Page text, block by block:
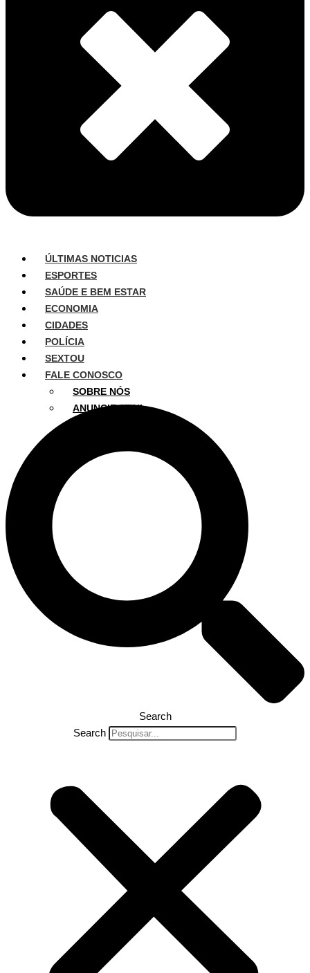
ÚLTIMAS NOTICIAS
ESPORTES
SAÚDE E BEM ESTAR
ECONOMIA
CIDADES
POLÍCIA
SEXTOU
FALE CONOSCO
SOBRE NÓS
ANUNCIE AQUI
Search
Search